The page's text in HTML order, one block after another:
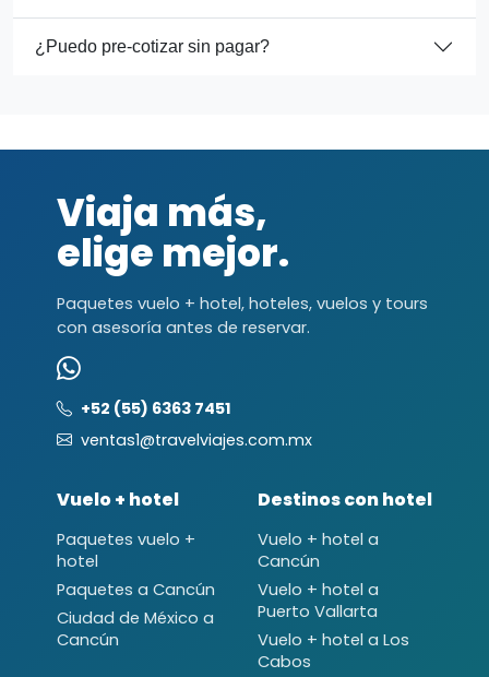
¿Puedo pre-cotizar sin pagar?
Viaja más,
elige mejor.
Paquetes vuelo + hotel, hoteles, vuelos y tours
con asesoría antes de reservar.
+52 (55) 6363 7451
ventas1@travelviajes.com.mx
Vuelo + hotel
Paquetes vuelo +
hotel
Paquetes a Cancún
Ciudad de México a
Cancún
Destinos con hotel
Vuelo + hotel a
Cancún
Vuelo + hotel a
Puerto Vallarta
Vuelo + hotel a Los
Cabos